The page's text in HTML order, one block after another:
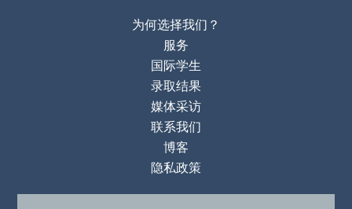
为何选择我们？
服务
国际学生
录取结果
媒体采访
联系我们
博客
隐私政策